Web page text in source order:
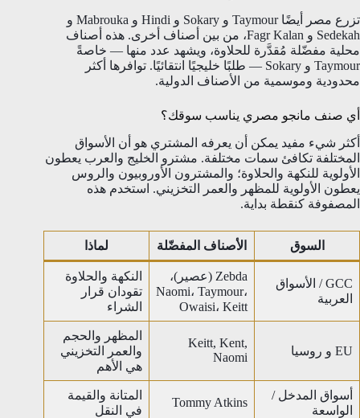
تزرع مصر أيضًا Taymour و Sokary و Hindi و Mabrouka و
Sedekah و Fagr Kalan، من بين أصناف أخرى. هذه أصناف
محلية مفضّلة مُقدَّرة للحلاوة، ويشهد عدد منها — خاصةً
Taymour و Sokary — طلبًا خليجيًا انتقائيًا. توافرها أكثر
محدودية وموسمية من الأصناف الدولية.
أي صنف مانجو مصري يناسب سوقك؟
أكثر شيء مفيد يمكن أن يعرفه المشتري هو أن الأسواق
المختلفة تكافئ سمات مختلفة. مشترو الخليج والعرب يعطون
الأولوية للنكهة والحلاوة؛ والمشترون الأوروبيون والروس
يعطون الأولوية للمظهر والعمر التخزيني. استخدم هذه
المصفوفة كنقطة بداية.
السوق الأصناف المفضّلة لماذا
GCC / الأسواق
العربية
Zebda (عصير)،
Naomi، Taymour،
Owaisi، Keitt
النكهة والحلاوة
تقودان قرار
الشراء
EU و روسيا
Keitt, Kent,
Naomi
المظهر والحجم
والعمر التخزيني
هي الأهم
أسواق المدخل /
الواسعة
Tommy Atkins
المتانة والقيمة
في النقل